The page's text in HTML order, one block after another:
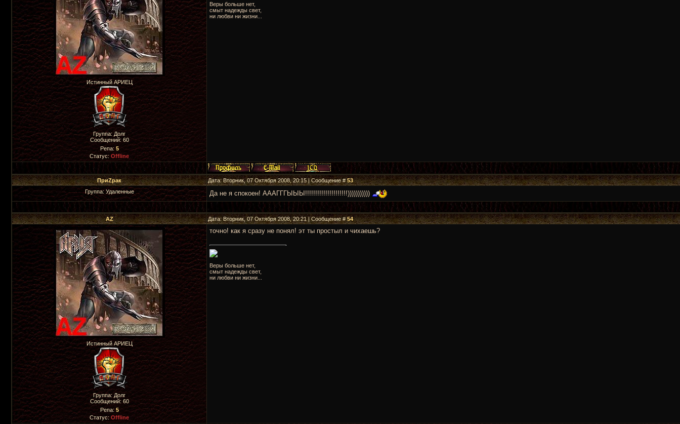
Истинный АРИЕЦ
Группа: Долг
Сообщений: 60
Репа: 5
Статус:Offline
Веры больше нет,
смыт надежды свет,
ни любви ни жизни...
ПриZрак Дата: Вторник, 07 Октября 2008, 20:15 | Сообщение #53
Группа: Удаленные
Да не я спокоен! АААГГГЫЫЫ!!!!!!!!!!!!!!!!!!!!!)))))))))))
AZ Дата: Вторник, 07 Октября 2008, 20:21 | Сообщение #54
Истинный АРИЕЦ
Группа: Долг
Сообщений: 60
Репа: 5
Статус:Offline
точно! как я сразу не понял! эт ты простыл и чихаешь?
Веры больше нет,
смыт надежды свет,
ни любви ни жизни...